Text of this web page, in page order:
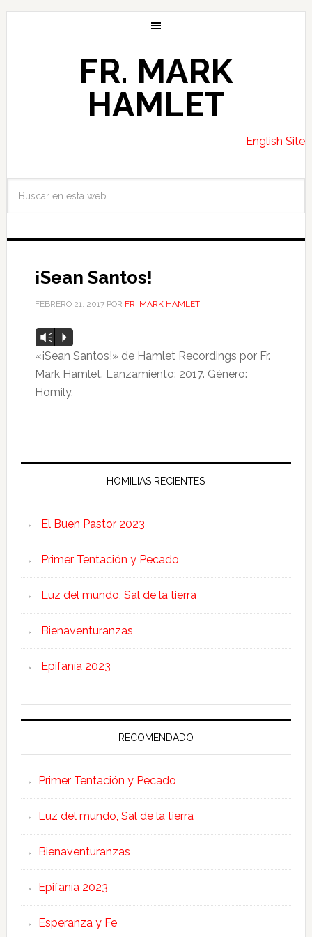
FR. MARK
HAMLET
English Site
¡Sean Santos!
FEBRERO 21, 2017POR FR. MARK HAMLET
Reproductor
de
audio
Vm P
«¡Sean Santos!» de Hamlet Recordings por Fr.
Mark Hamlet. Lanzamiento: 2017. Género:
Homily.
HOMILIAS RECIENTES
El Buen Pastor 2023
Primer Tentación y Pecado
Luz del mundo, Sal de la tierra
Bienaventuranzas
Epifanía 2023
RECOMENDADO
Primer Tentación y Pecado
Luz del mundo, Sal de la tierra
Bienaventuranzas
Epifanía 2023
Esperanza y Fe